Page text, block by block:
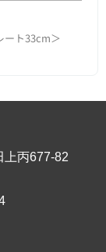
ート33cm＞
丙677-82